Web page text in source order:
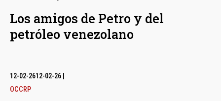
Los amigos de Petro y del
petróleo venezolano
12-02-2612-02-26
OCCRP